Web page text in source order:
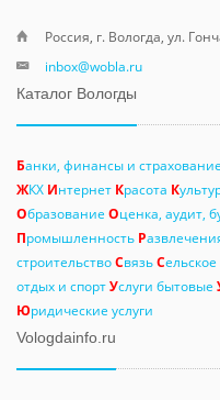
Россия, г. Вологда, ул.
inbox@wobla.ru
Каталог Вологды
Банки, финансы и страхование
ЖКХ Интернет Красота К
Образование Оценка, аудит,
Промышленность Р
строительствоСвязьС
отдых и спортУслуги бытовые
Юридические услуги
Vologdainfo.ru